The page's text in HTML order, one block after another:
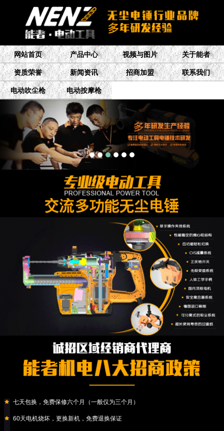
网站首页 产品中心 视频与图片 关于能者
资质荣誉 新闻资讯 招商加盟 联系我们
电动吹尘枪 电动按摩枪
七天包换，免费保修六个月（一般仅为三个月）
60天电机烧坏，更换新机，免费退换保证